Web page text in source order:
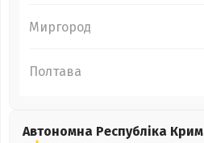
Миргород
Полтава
Автономна Республіка Крим